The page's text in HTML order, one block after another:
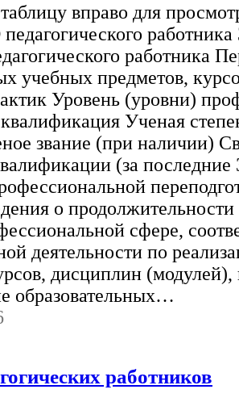
вправо для
работника
работника
учебных предметов,
Уровень (уровни)
Ученая
звание (при наличии)
(за последние
о
сфере,
деятельности по
дисциплин (модулей),
образовательных…
работников